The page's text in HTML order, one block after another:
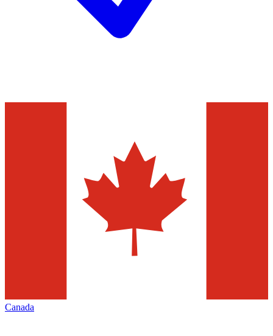
Canada